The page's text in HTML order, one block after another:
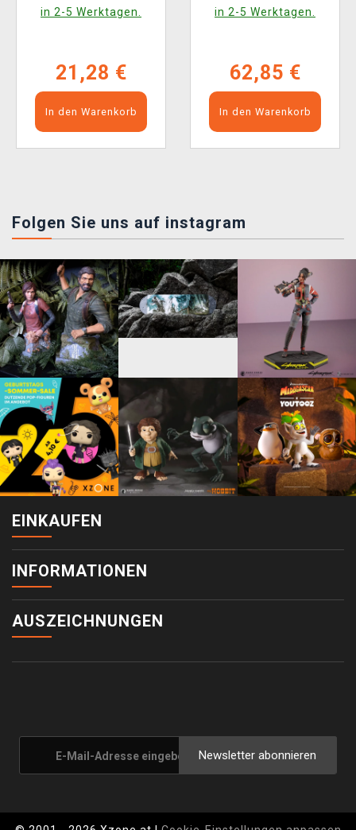
in 2-5 Werktagen.
21,28 €
In den Warenkorb
in 2-5 Werktagen.
62,85 €
In den Warenkorb
Folgen Sie uns auf instagram
EINKAUFEN
INFORMATIONEN
AUSZEICHNUNGEN
Newsletter abonnieren